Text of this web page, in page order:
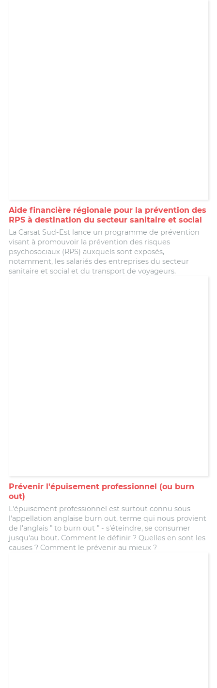
Aide financière régionale pour la prévention des
RPS à destination du secteur sanitaire et social
La Carsat Sud-Est lance un programme de prévention
visant à promouvoir la prévention des risques
psychosociaux (RPS) auxquels sont exposés,
notamment, les salariés des entreprises du secteur
sanitaire et social et du transport de voyageurs.
Prévenir l'épuisement professionnel (ou burn
out)
L'épuisement professionnel est surtout connu sous
l'appellation anglaise burn out, terme qui nous provient
de l'anglais " to burn out " - s'éteindre, se consumer
jusqu'au bout. Comment le définir ? Quelles en sont les
causes ? Comment le prévenir au mieux ?